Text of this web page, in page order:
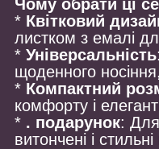
Чому обрати ці
* Квітковий
листком з емалі
* Універсальність
щоденного носіння,
* Компактний
комфорту і
* . подарунок: Для
витончені і